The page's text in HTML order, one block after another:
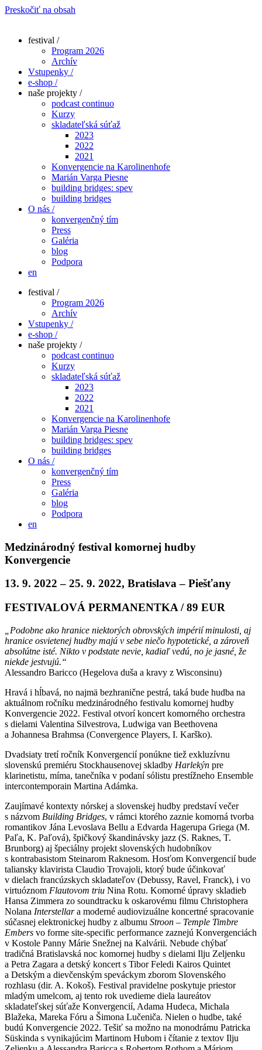
Preskočiť na obsah
festival /
Program 2026
Archív
Vstupenky /
e-shop /
naše projekty /
podcast continuo
Kurzy
skladateľská súťaž
2023
2022
2021
Konvergencie na Karolinenhofe
Marián Varga Piesne
building bridges: spev
building bridges
O nás /
konvergenčný tím
Press
Galéria
blog
Podpora
en
festival /
Program 2026
Archív
Vstupenky /
e-shop /
naše projekty /
podcast continuo
Kurzy
skladateľská súťaž
2023
2022
2021
Konvergencie na Karolinenhofe
Marián Varga Piesne
building bridges: spev
building bridges
O nás /
konvergenčný tím
Press
Galéria
blog
Podpora
en
Medzinárodný festival komornej hudby
Konvergencie
13. 9. 2022 – 25. 9. 2022, Bratislava – Piešťany
FESTIVALOVÁ PERMANENTKA / 89 EUR
„Podobne ako hranice niektorých obrovských impérií minulosti, aj
hranice osvietenej hudby majú v sebe niečo hypotetické, a zároveň
absolútne isté. Nikto v podstate nevie, kadiaľ vedú, no je jasné, že
niekde jestvujú.“
Alessandro Baricco (Hegelova duša a kravy z Wisconsinu)
Hravá i hĺbavá, no najmä bezhranične pestrá, taká bude hudba na
aktuálnom ročníku medzinárodného festivalu komornej hudby
Konvergencie 2022. Festival otvorí koncert komorného orchestra
s dielami Valentina Silvestrova, Ludwiga van Beethovena
a Johannesa Brahmsa (Convergence Players, I. Karško).
Dvadsiaty tretí ročník Konvergencií ponúkne tiež exkluzívnu
slovenskú premiéru Stockhausenovej skladby Harlekýn pre
klarinetistu, míma, tanečníka v podaní sólistu prestížneho Ensemble
intercontemporain Martina Adámka.
Zaujímavé kontexty nórskej a slovenskej hudby predstaví večer
s názvom Building Bridges, v rámci ktorého zaznie komorná tvorba
romantikov Jána Levoslava Bellu a Edvarda Hagerupa Griega (M.
Paľa, K. Paľová), špičkový škandinávsky jazz (S. Raknes, T.
Brunborg) aj špeciálny projekt slovenských hudobníkov
s kontrabasistom Steinarom Raknesom. Hosťom Konvergencií bude
taliansky klavirista Claudio Trovajoli, ktorý bude účinkovať
v dielach francúzskych skladateľov (Debussy, Ravel, Franck), i vo
virtuóznom Flautovom triu Nina Rotu. Komorné úpravy skladieb
Hansa Zimmera zo soundtracku k oskarovému filmu Christophera
Nolana Interstellara moderné audiovizuálne koncertné spracovanie
súčasnej elektronickej hudby z albumu Stroon – Temple Timbre
Embers vo forme site-specific performance zaznejú Konvergenciách
v Kostole Panny Márie Snežnej na Kalvárii. Nebude chýbať
tradičná Bratislavská noc komornej hudby s dielami Ilju Zeljenku
a Petra Zagara a detský koncert s Tibor Feledi Kairos Quintet
a Detským a dievčenským speváckym zborom Slovenského
rozhlasu (dir. A. Kokoš). Festival pravidelne poskytuje priestor
mladým umelcom, aj tento rok uvedieme diela laureátov
skladateľskej súťaže Konvergencií, Adama Hudeca, Michala
Blažeka, Mareka Fóru a Šimona Lučeniča. Nielen o hudbe, také
budú Konvergencie 2022. Tešiť sa možno na monodrámu Patricka
Süskinda s vynikajúcim Martinom Hubom i čítanie z textov Ilju